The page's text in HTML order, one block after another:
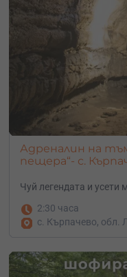
Адреналин на
пещера“- с.
Чуй легендата и усети
2:30 часа
с. Кърпачево, обл.